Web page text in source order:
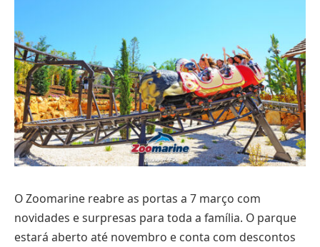
O Zoomarine reabre as portas a 7 março com
novidades e surpresas para toda a família. O parque
estará aberto até novembro e conta com descontos